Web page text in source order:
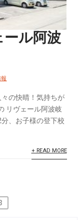
ル阿波
の快晴！気持ちが
リヴェール阿波岐
、お子様の登下校
+ READ MORE